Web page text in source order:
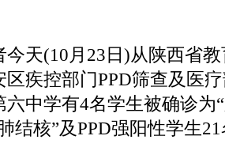
(10月23日)从陕西省教
区疾控部门PPD筛查及医
六中学有4名学生被确诊为
结核”及PPD强阳性学生